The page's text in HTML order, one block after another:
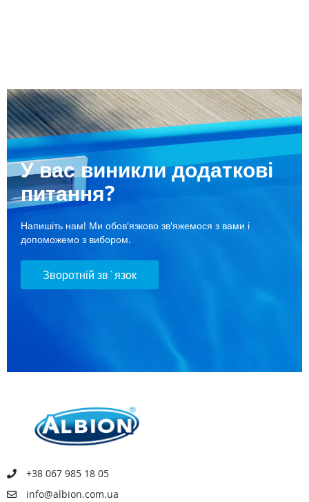
У вас виникли додаткові
питання?
Напишіть нам! Ми обов'язково зв'яжемося з вами і
допоможемо з вибором.
Зворотній зв`язок
+38 067 985 18 05
info@albion.com.ua